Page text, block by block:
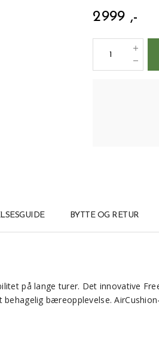
2999 ,-
BYTTE OG RETUR
på lange turer. Det innovative
bæreopplevelse.